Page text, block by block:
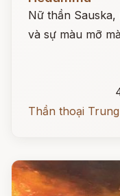
Nữ thần
và sự màu mỡ
Thần thoại